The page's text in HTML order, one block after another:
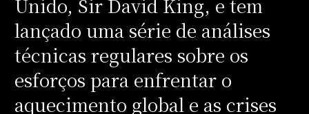
Unido, Sir David King, e tem
lançado uma série de análises
técnicas regulares sobre os
esforços para enfrentar o
aquecimento global e as crises